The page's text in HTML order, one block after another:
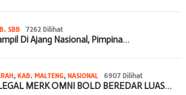
SBB 7262 Dilihat
Di Ajang Nasional, Pimpina…
, KAB. MALTENG, NASIONAL 6907 Dilihat
MERK OMNI BOLD BEREDAR LUAS…